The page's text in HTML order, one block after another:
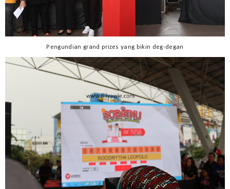
Pengundian grand prizes yang bikin deg-degan